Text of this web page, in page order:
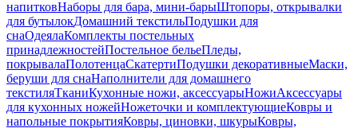
напитковНаборы для бара, мини-барыШтопоры, открывалки
для бутылокДомашний текстильПодушки для
снаОдеялаКомплекты постельных
принадлежностейПостельное бельеПледы,
покрывалаПолотенцаСкатертиПодушки декоративныеМаски,
беруши для снаНаполнители для домашнего
текстиляТканиКухонные ножи, аксессуарыНожиАксессуары
для кухонных ножейНожеточки и комплектующиеКовры и
напольные покрытияКовры, циновки, шкурыКовры,